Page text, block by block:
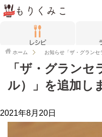
ホーム お知らせ「ザ・グランセ
「ザ・グランセ
ル）」を追加し
2021年8月20日